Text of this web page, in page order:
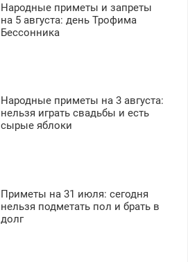
Народные приметы и запреты
на 5 августа: день Трофима
Бессонника
Народные приметы на 3 августа:
нельзя играть свадьбы и есть
сырые яблоки
Приметы на 31 июля: сегодня
нельзя подметать пол и брать в
долг